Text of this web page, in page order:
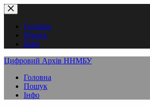
Перейти
до
вмістуГоловна
Пошук
Інфо
Цифровий Архів ННМБУ
Головна
Пошук
Інфо